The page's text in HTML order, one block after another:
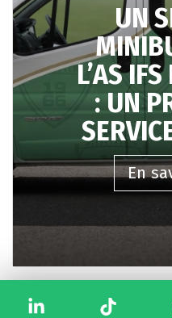
UN
L’AS
: UN
En